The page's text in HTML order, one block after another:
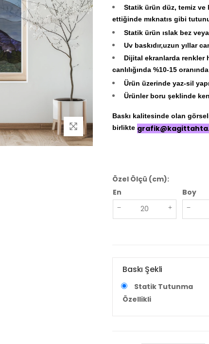
Statik ürün düz, temiz ve
ettiğinde mıknatıs gibi
Statik ürün ıslak bez
Uv baskıdır,uzun yıllar
Dijital ekranlarda renkler
canlılığında %10-15
Ürün üzerinde yaz-sil
Ürünler boru şeklinde
Baskı kalitesinde olan
birlikte
Özel Ölçü (cm):
En
Boy
Baskı Şekli
Statik Tutunma
Özellikli